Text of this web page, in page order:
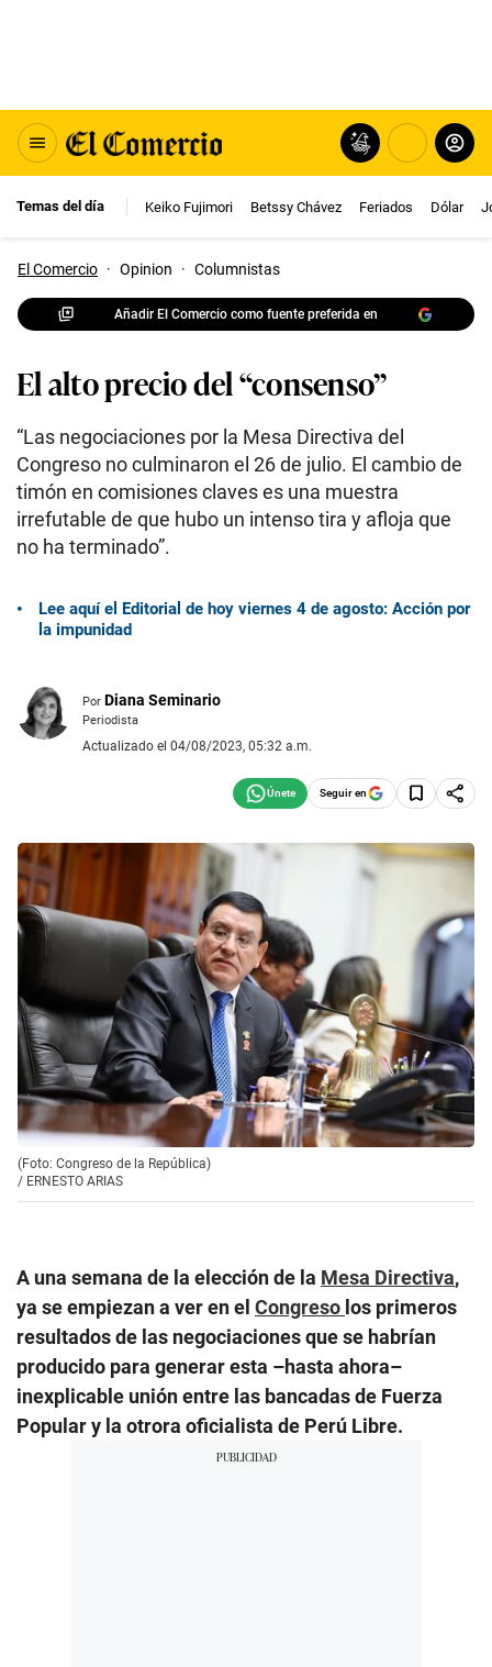
Temas del día Keiko Fujimori Betssy Chávez Feriados Dólar
El Comercio · Opinion · Columnistas
Añadir El Comercio como fuente preferida en
El alto precio del “consenso”
“Las negociaciones por la Mesa Directiva del
Congreso no culminaron el 26 de julio. El cambio de
timón en comisiones claves es una muestra
irrefutable de que hubo un intenso tira y afloja que
no ha terminado”.
Lee aquí el Editorial de hoy viernes 4 de agosto: Acción por
la impunidad
Por Diana Seminario
Periodista
Actualizado el 04/08/2023, 05:32 a.m.
Seguir en
(Foto: Congreso de la República)
/ ERNESTO ARIAS
A una semana de la elección de la Mesa Directiva,
ya se empiezan a ver en el Congreso los primeros
resultados de las negociaciones que se habrían
producido para generar esta –hasta ahora–
inexplicable unión entre las bancadas de Fuerza
Popular y la otrora oficialista de Perú Libre.